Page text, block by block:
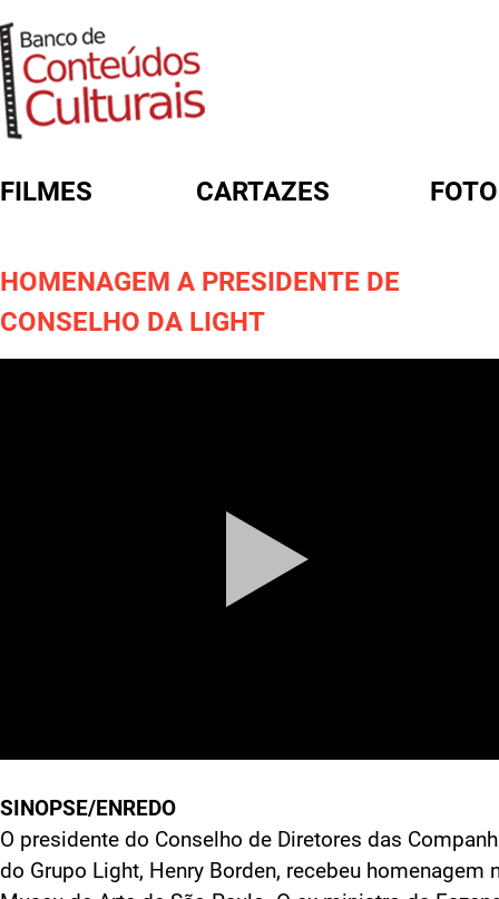
FILMES CARTAZES
HOMENAGEM A PRESIDENTE DE
CONSELHO DA LIGHT
SINOPSE/ENREDO
O presidente do Conselho de Diretores das
do Grupo Light, Henry Borden, recebeu homenagem